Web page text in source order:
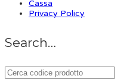
Cassa
Privacy Policy
Search…